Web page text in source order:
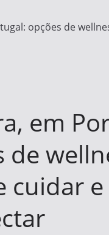
opções de
em
de
cuidar e